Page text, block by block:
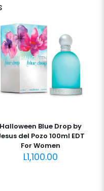
Halloween Blue Drop by
del Pozo 100ml EDT
For Women
L1,100.00